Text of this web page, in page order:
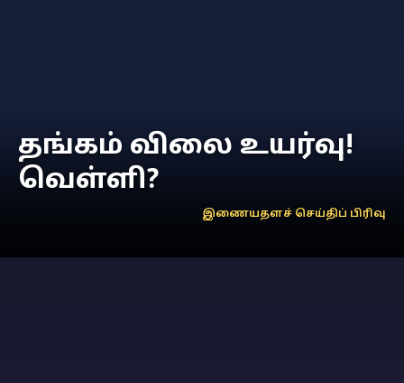
தங்கம் விலை உயர்வு!
வெள்ளி?
இணையதளச் செய்திப் பிரிவு